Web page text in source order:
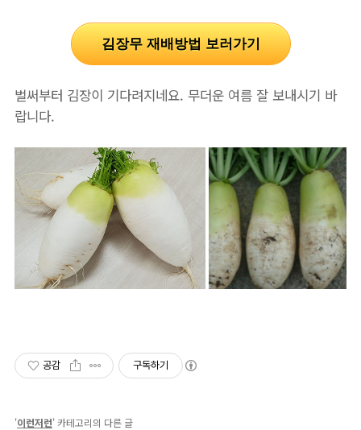
김장무 재배방법 보러가기
벌써부터 김장이 기다려지네요. 무더운 여름 잘 보내시기 바
랍니다.
공감 구독하기
'이런저런' 카테고리의 다른 글